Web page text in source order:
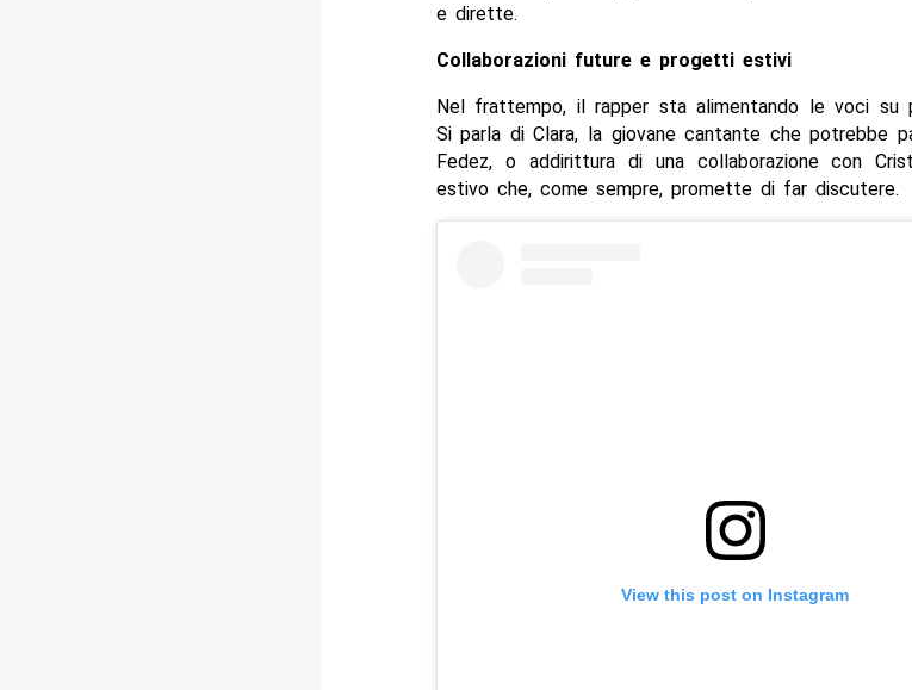
e dirette.
Collaborazioni future e progetti estivi
Nel frattempo, il rapper sta alimentando le voci su
Si parla di Clara, la giovane cantante che potrebbe
Fedez, o addirittura di una collaborazione con
estivo che, come sempre, promette di far discutere.
View this post on Instagram